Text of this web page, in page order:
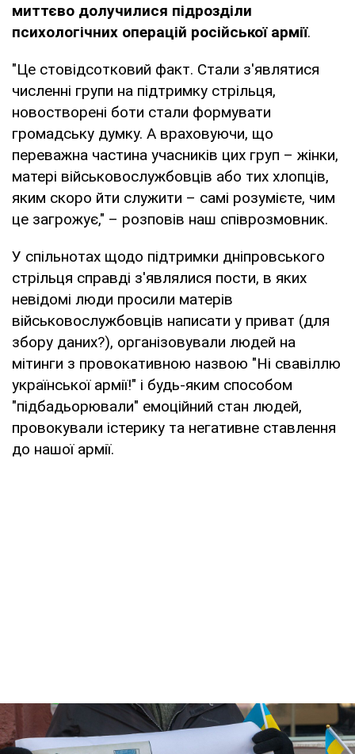
миттєво долучилися підрозділи
психологічних операцій російської армії.
"Це стовідсотковий факт. Стали з'являтися
численні групи на підтримку стрільця,
новостворені боти стали формувати
громадську думку. А враховуючи, що
переважна частина учасників цих груп – жінки,
матері військовослужбовців або тих хлопців,
яким скоро йти служити – самі розумієте, чим
це загрожує," – розповів наш співрозмовник.
У спільнотах щодо підтримки дніпровського
стрільця справді з'являлися пости, в яких
невідомі люди просили матерів
військовослужбовців написати у приват (для
збору даних?), організовували людей на
мітинги з провокативною назвою "Ні свавіллю
української армії!" і будь-яким способом
"підбадьорювали" емоційний стан людей,
провокували істерику та негативне ставлення
до нашої армії.